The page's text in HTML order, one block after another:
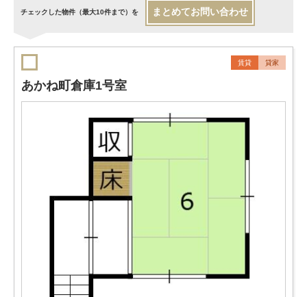
チェックした物件（最大10件まで）を まとめてお問い合わせ
賃貸 貸家
あかね町倉庫1号室